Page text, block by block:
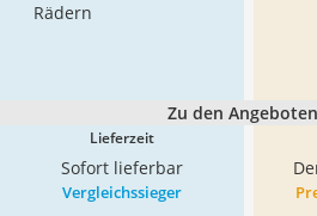
Rädern
Zu den Angeboten
Lieferzeit
Sofort lieferbar
Vergleichssieger